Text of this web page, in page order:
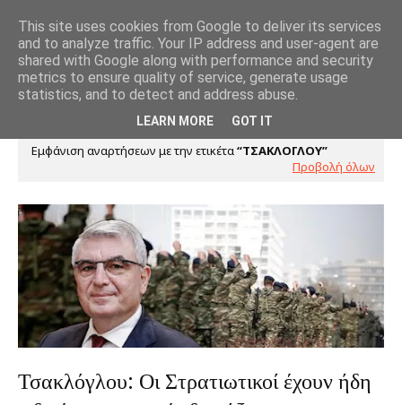
Εμφάνιση αναρτήσεων με την ετικέτα ΤΣΑΚΛΟΓΛΟΥ
Προβολή όλων
Τσακλόγλου: Οι Στρατιωτικοί έχουν ήδη
This site uses cookies from Google to deliver its services
and to analyze traffic. Your IP address and user-agent are
shared with Google along with performance and security
metrics to ensure quality of service, generate usage
statistics, and to detect and address abuse.
LEARN MORE GOT IT